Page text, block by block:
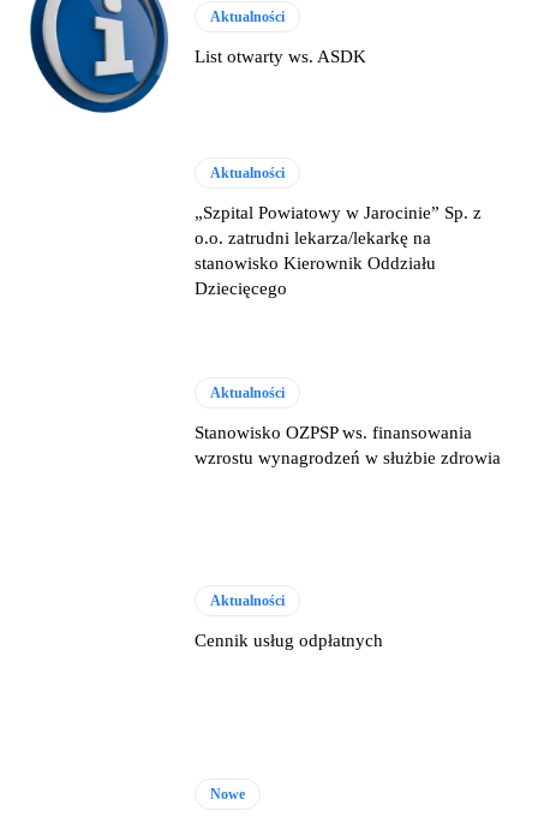
Aktualności
List otwarty ws. ASDK
Aktualności
„Szpital Powiatowy w Jarocinie” Sp. z
o.o. zatrudni lekarza/lekarkę na
stanowisko Kierownik Oddziału
Dziecięcego
Aktualności
Stanowisko OZPSP ws. finansowania
wzrostu wynagrodzeń w służbie zdrowia
Aktualności
Cennik usług odpłatnych
Nowe